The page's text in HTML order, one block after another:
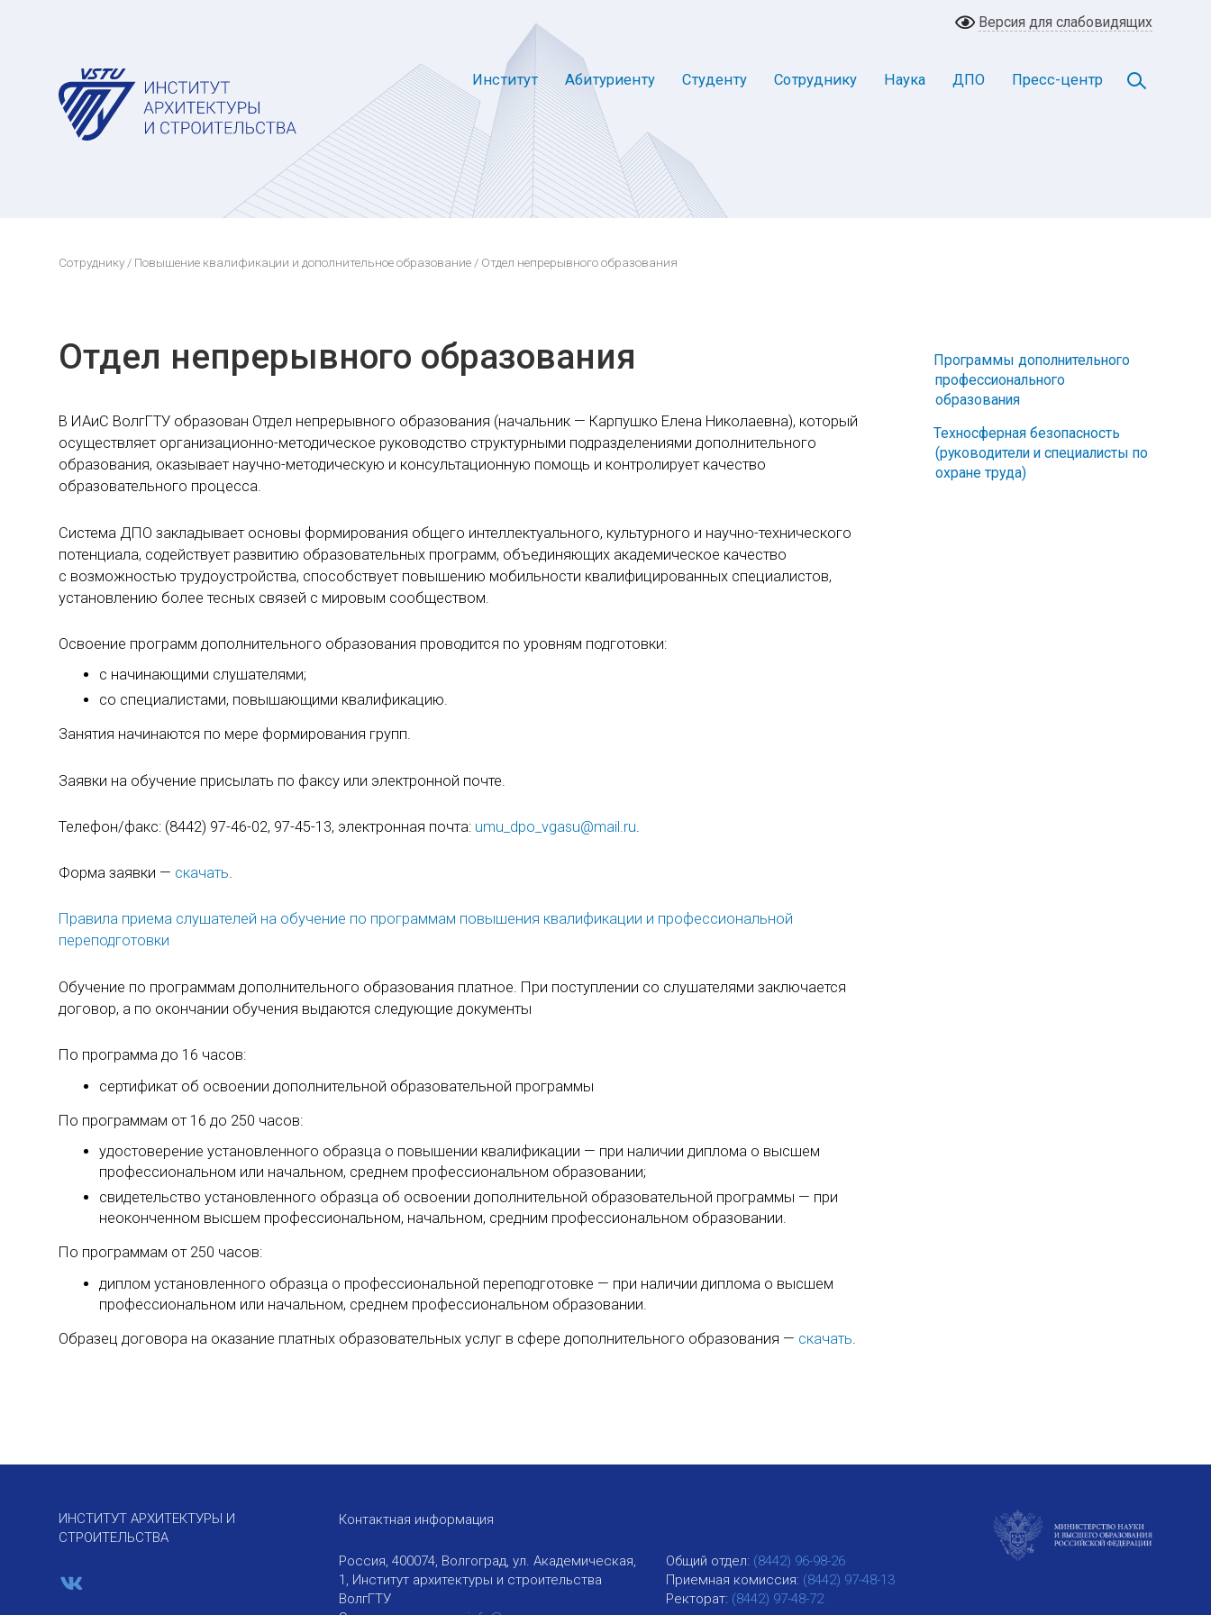
Версия для слабовидящих
Институт Абитуриенту Студенту Сотруднику Наука ДПО Пресс-центр
Сотруднику / Повышение квалификации и дополнительное образование / Отдел непрерывного образования
Программы дополнительного
профессионального
образования
Техносферная безопасность
(руководители и специалисты по
охране труда)
Отдел непрерывного образования
В ИАиС ВолгГТУ образован Отдел непрерывного образования (начальник — Карпушко Елена Николаевна), который
осуществляет организационно-методическое руководство структурными подразделениями дополнительного
образования, оказывает научно-методическую и консультационную помощь и контролирует качество
образовательного процесса.
Система ДПО закладывает основы формирования общего интеллектуального, культурного и научно-технического
потенциала, содействует развитию образовательных программ, объединяющих академическое качество
с возможностью трудоустройства, способствует повышению мобильности квалифицированных специалистов,
установлению более тесных связей с мировым сообществом.
Освоение программ дополнительного образования проводится по уровням подготовки:
с начинающими слушателями;
со специалистами, повышающими квалификацию.
Занятия начинаются по мере формирования групп.
Заявки на обучение присылать по факсу или электронной почте.
Телефон/факс: (8442) 97-46-02, 97-45-13, электронная почта: umu_dpo_vgasu@mail.ru.
Форма заявки — скачать.
Правила приема слушателей на обучение по программам повышения квалификации и профессиональной
переподготовки
Обучение по программам дополнительного образования платное. При поступлении со слушателями заключается
договор, а по окончании обучения выдаются следующие документы
По программа до 16 часов:
сертификат об освоении дополнительной образовательной программы
По программам от 16 до 250 часов:
удостоверение установленного образца о повышении квалификации — при наличии диплома о высшем
профессиональном или начальном, среднем профессиональном образовании;
свидетельство установленного образца об освоении дополнительной образовательной программы — при
неоконченном высшем профессиональном, начальном, средним профессиональном образовании.
По программам от 250 часов:
диплом установленного образца о профессиональной переподготовке — при наличии диплома о высшем
профессиональном или начальном, среднем профессиональном образовании.
Образец договора на оказание платных образовательных услуг в сфере дополнительного образования — скачать.
ИНСТИТУТ АРХИТЕКТУРЫ И
СТРОИТЕЛЬСТВА
Контактная информация
Россия, 400074, Волгоград, ул. Академическая,
1, Институт архитектуры и строительства
ВолгГТУ
Общий отдел: (8442) 96-98-26
Приемная комиссия: (8442) 97-48-13
Ректорат: (8442) 97-48-72